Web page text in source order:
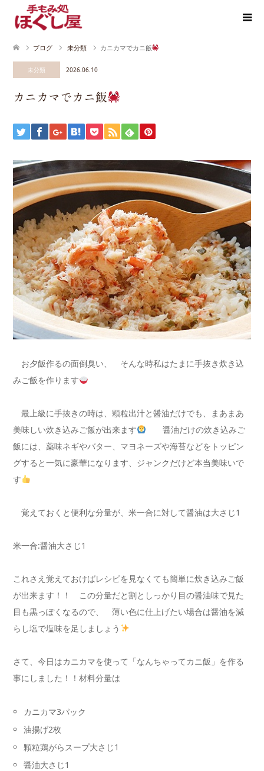
ブログ 未分類 カニカマでカニ飯
未分類 2026.06.10
カニカマでカニ飯
お夕飯作るの面倒臭い、 そんな時私はたまに手抜き炊き込
みご飯を作ります
最上級に手抜きの時は、顆粒出汁と醤油だけでも、まあまあ
美味しい炊き込みご飯が出来ます
醤油だけの炊き込みご
飯には、薬味ネギやバター、マヨネーズや海苔などをトッピン
グすると一気に豪華になります、ジャンクだけど本当美味いで
す
覚えておくと便利な分量が、米一合に対して醤油は大さじ1
米一合:醤油大さじ1
これさえ覚えておけばレシピを見なくても簡単に炊き込みご飯
が出来ます！！ この分量だと割としっかり目の醤油味で見た
目も黒っぽくなるので、 薄い色に仕上げたい場合は醤油を減
らし塩で塩味を足しましょう
さて、今日はカニカマを使って「なんちゃってカニ飯」を作る
事にしました！！材料分量は
カニカマ3パック
油揚げ2枚
顆粒鶏がらスープ大さじ1
醤油大さじ1